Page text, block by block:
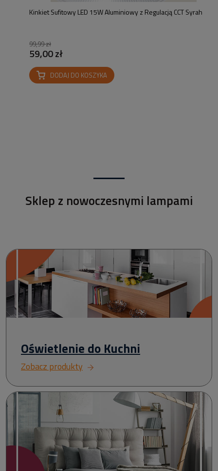
Kinkiet Sufitowy LED 15W Aluminiowy z Regulacją CCT Syrah
99,99 zł
59,00 zł
DODAJ DO KOSZYKA
Sklep z nowoczesnymi lampami
Oświetlenie do Kuchni
Zobacz produkty